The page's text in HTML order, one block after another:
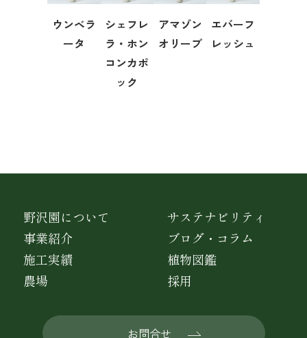
ウンベラ
ータ
シェフレ
ラ・ホン
コンカポ
ック
アマゾン
オリーブ
エバーフ
レッシュ
野沢園について
事業紹介
施工実績
農場
サステナビリティ
ブログ・コラム
植物図鑑
採用
お問合せ